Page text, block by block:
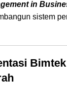
in
sistem